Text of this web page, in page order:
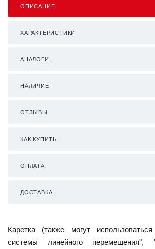
ОПИСАНИЕ
ХАРАКТЕРИСТИКИ
АНАЛОГИ
НАЛИЧИЕ
ОТЗЫВЫ
КАК КУПИТЬ
ОПЛАТА
ДОСТАВКА
Каретка (также могут
системы линейного перемещения",